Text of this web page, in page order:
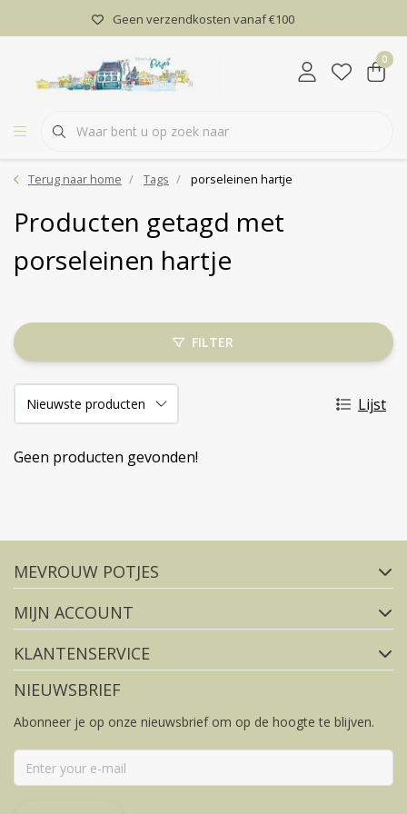
Geen verzendkosten vanaf €100
0
Terug naar home Tags porseleinen hartje
Producten getagd met
porseleinen hartje
FILTER
Lijst
Geen producten gevonden!
FACEBOOK
MEVROUW POTJES
MIJN ACCOUNT
KLANTENSERVICE
NIEUWSBRIEF
Abonneer je op onze nieuwsbrief om op de hoogte te blijven.